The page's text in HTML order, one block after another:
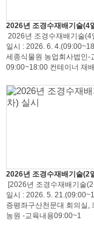
2026년 조경수재배기술(4
2026년 조경수재배기술(4
일시 : 2026. 6.
세종식물원 농업회사법인-
09:00~18:00 컨테이너 재배
2026년 조경수재배기술(2
[2026년 조경수재배기술
일시 : 2026. 5.
증평좌구산천문대 회의실,
농원 -교육내용09:00~1